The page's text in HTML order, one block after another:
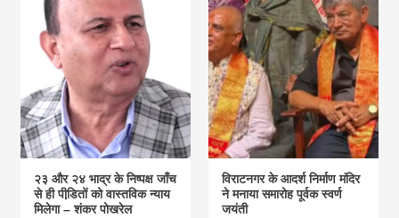
२३ और २४ भाद्र के निष्पक्ष जाँच
से ही पीडि़तों को वास्तविक न्याय
मिलेगा – शंकर पोखरेल
विराटनगर के आदर्श निर्माण मंदिर
ने मनाया समारोह पूर्वक स्वर्ण
जयंती